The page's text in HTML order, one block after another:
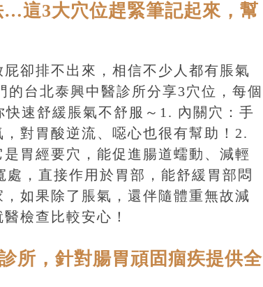
這3大穴位趕緊筆記起來，幫
卻排不出來，相信不少人都有脹氣
台北泰興中醫診所分享3穴位，每個
速舒緩脹氣不舒服～1. 內關穴：手
對胃酸逆流、噁心也很有幫助！2.
胃經要穴，能促進腸道蠕動、減輕
，直接作用於胃部，能舒緩胃部悶
如果除了脹氣，還伴隨體重無故減
檢查比較安心！
所，針對腸胃頑固痼疾提供全